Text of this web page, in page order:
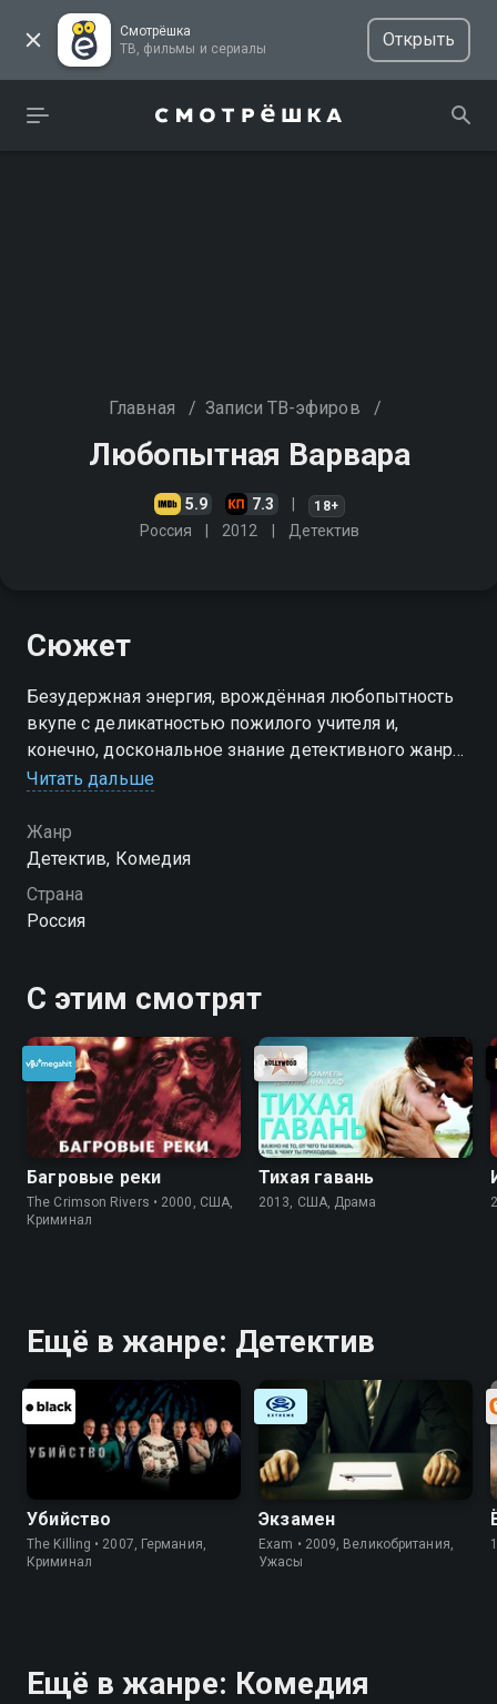
Смотрёшка
ТВ, фильмы и сериалы
Открыть
Главная / Записи ТВ-эфиров /
Любопытная Варвара
5.9 7.3 18+
Россия 2012 Детектив
Сюжет
Безудержная энергия, врождённая любопытность
вкупе с деликатностью пожилого учителя и,
конечно, доскональное знание детективного жанра
позволяют Варваре Ивановне смотреть на
следователю…
Читать дальше
Жанр
Детектив, Комедия
Страна
Россия
С этим смотрят
Багровые реки
The Crimson Rivers • 2000, США,
Криминал
Тихая гавань
2013, США, Драма
Ещё в жанре: Детектив
Убийство
The Killing • 2007, Германия,
Криминал
Экзамен
Exam • 2009, Великобритания,
Ужасы
Ещё в жанре: Комедия